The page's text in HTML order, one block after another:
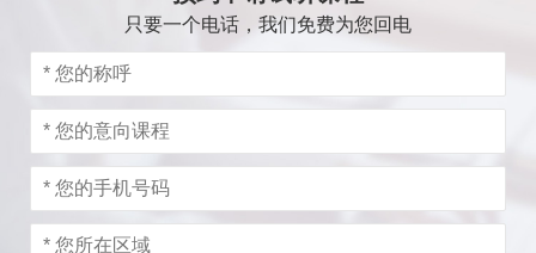
只要一个电话，我们免费为您回电